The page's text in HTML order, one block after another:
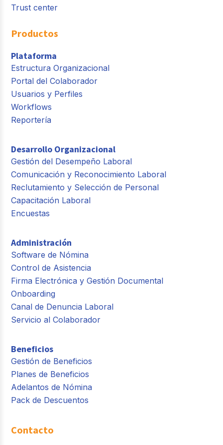
Trust center
Productos
Plataforma
Estructura Organizacional
Portal del Colaborador
Usuarios y Perfiles
Workflows
Reportería
Desarrollo Organizacional
Gestión del Desempeño Laboral
Comunicación y Reconocimiento Laboral
Reclutamiento y Selección de Personal
Capacitación Laboral
Encuestas
Administración
Software de Nómina
Control de Asistencia
Firma Electrónica y Gestión Documental
Onboarding
Canal de Denuncia Laboral
Servicio al Colaborador
Beneficios
Gestión de Beneficios
Planes de Beneficios
Adelantos de Nómina
Pack de Descuentos
Contacto